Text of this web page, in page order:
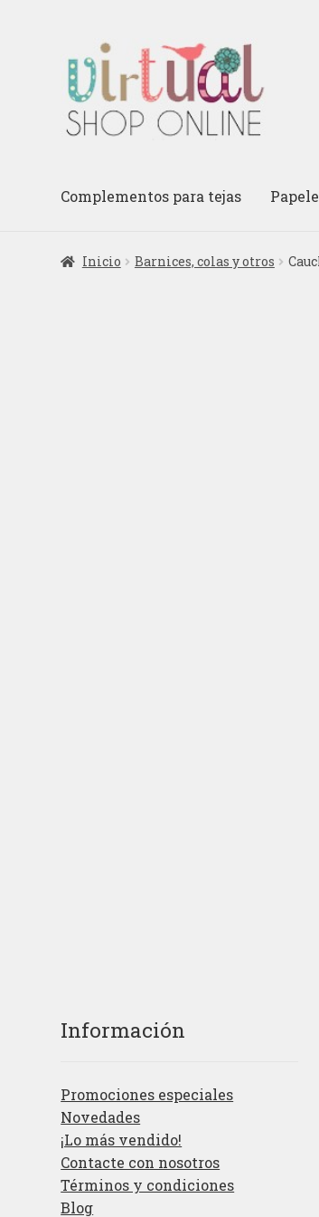
la
navegación
al
contenido
Complementos para tejas
Inicio Barnices, colas y otros
Información
Promociones especiales
Novedades
¡Lo más vendido!
Contacte con nosotros
Términos y condiciones
Blog